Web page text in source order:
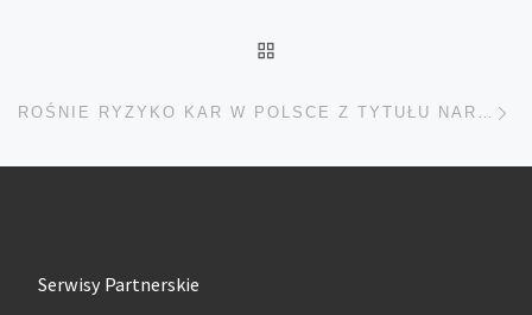
Serwisy Partnerskie